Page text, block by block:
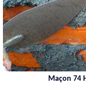
Maçon 74